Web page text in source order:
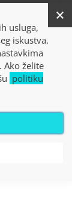
usluga,
iskustva.
Ako želite
politiku